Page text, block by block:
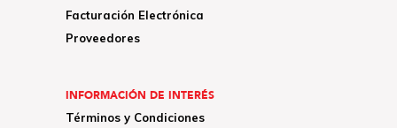
Facturación Electrónica
Proveedores
INFORMACIÓN DE INTERÉS
Términos y Condiciones